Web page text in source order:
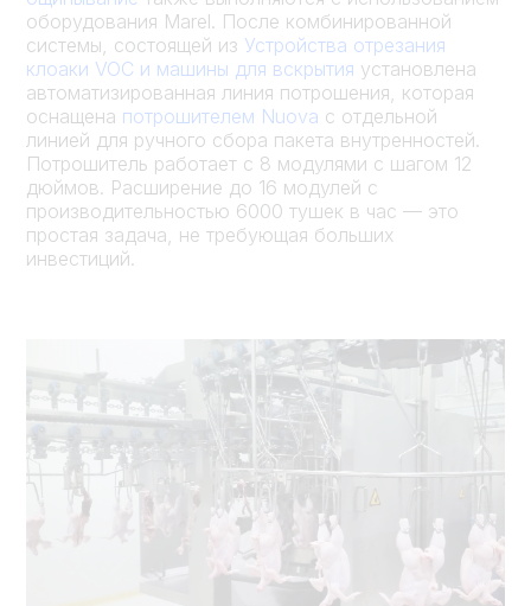
оборудования Marel. После комбинированной
системы, состоящей из Устройства отрезания
клоаки VOC и машины для вскрытия установлена
автоматизированная линия потрошения, которая
оснащена потрошителем Nuova с отдельной
линией для ручного сбора пакета внутренностей.
Потрошитель работает с 8 модулями с шагом 12
дюймов. Расширение до 16 модулей с
производительностью 6000 тушек в час — это
простая задача, не требующая больших
инвестиций.